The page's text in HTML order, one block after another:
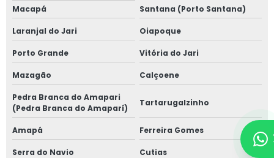
Macapá
Santana (Porto Santana)
Laranjal do Jari Oiapoque
Porto Grande Vitória do Jari
Mazagão Calçoene
Pedra Branca do Amapari
(Pedra Branca do Amaparí)
Tartarugalzinho
Amapá Ferreira Gomes
Serra do Navio Cutias